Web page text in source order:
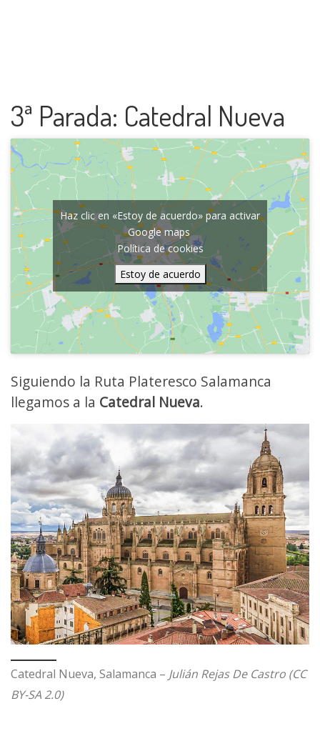
3ª Parada: Catedral Nueva
Haz clic en «Estoy de acuerdo» para activar
Google maps
Política de cookies
Estoy de acuerdo
Siguiendo la Ruta Plateresco Salamanca
llegamos a la Catedral Nueva.
Catedral Nueva, Salamanca – Julián Rejas De Castro (CC
BY-SA 2.0)